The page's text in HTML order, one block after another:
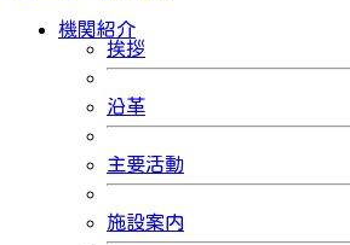
機関紹介
挨拶
沿革
主要活動
施設案内